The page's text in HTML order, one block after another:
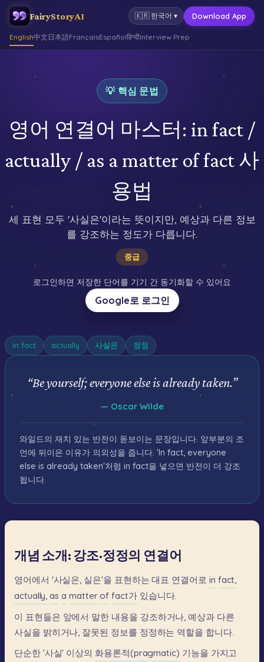
FairyStoryAI 🇰🇷 한국어 ▾ Download App
English中文 日本語FrançaisEspañolहिन्दीInterview Prep
💡 핵심 문법
영어 연결어 마스터: in fact /
actually / as a matter of fact 사
용법
세 표현 모두 '사실은'이라는 뜻이지만, 예상과 다른 정보
를 강조하는 정도가 다릅니다.
중급
로그인하면 저장한 단어를 기기 간 동기화할 수 있어요
Google로 로그인
in fact actually 사실은 정정
“Be yourself; everyone else is already taken.”
— Oscar Wilde
와일드의 재치 있는 반전이 돋보이는 문장입니다. 앞부분의 조
언에 뒤이은 이유가 의외성을 줍니다. 'In fact, everyone
else is already taken'처럼 in fact을 넣으면 반전이 더 강조
됩니다.
개념 소개: 강조·정정의 연결어
영어에서 '사실은, 실은'을 표현하는 대표 연결어로 in fact,
actually, as a matter of fact가 있습니다.
이 표현들은 앞에서 말한 내용을 강조하거나, 예상과 다른
사실을 밝히거나, 잘못된 정보를 정정하는 역할을 합니다.
단순한 '사실' 이상의 화용론적(pragmatic) 기능을 가지고